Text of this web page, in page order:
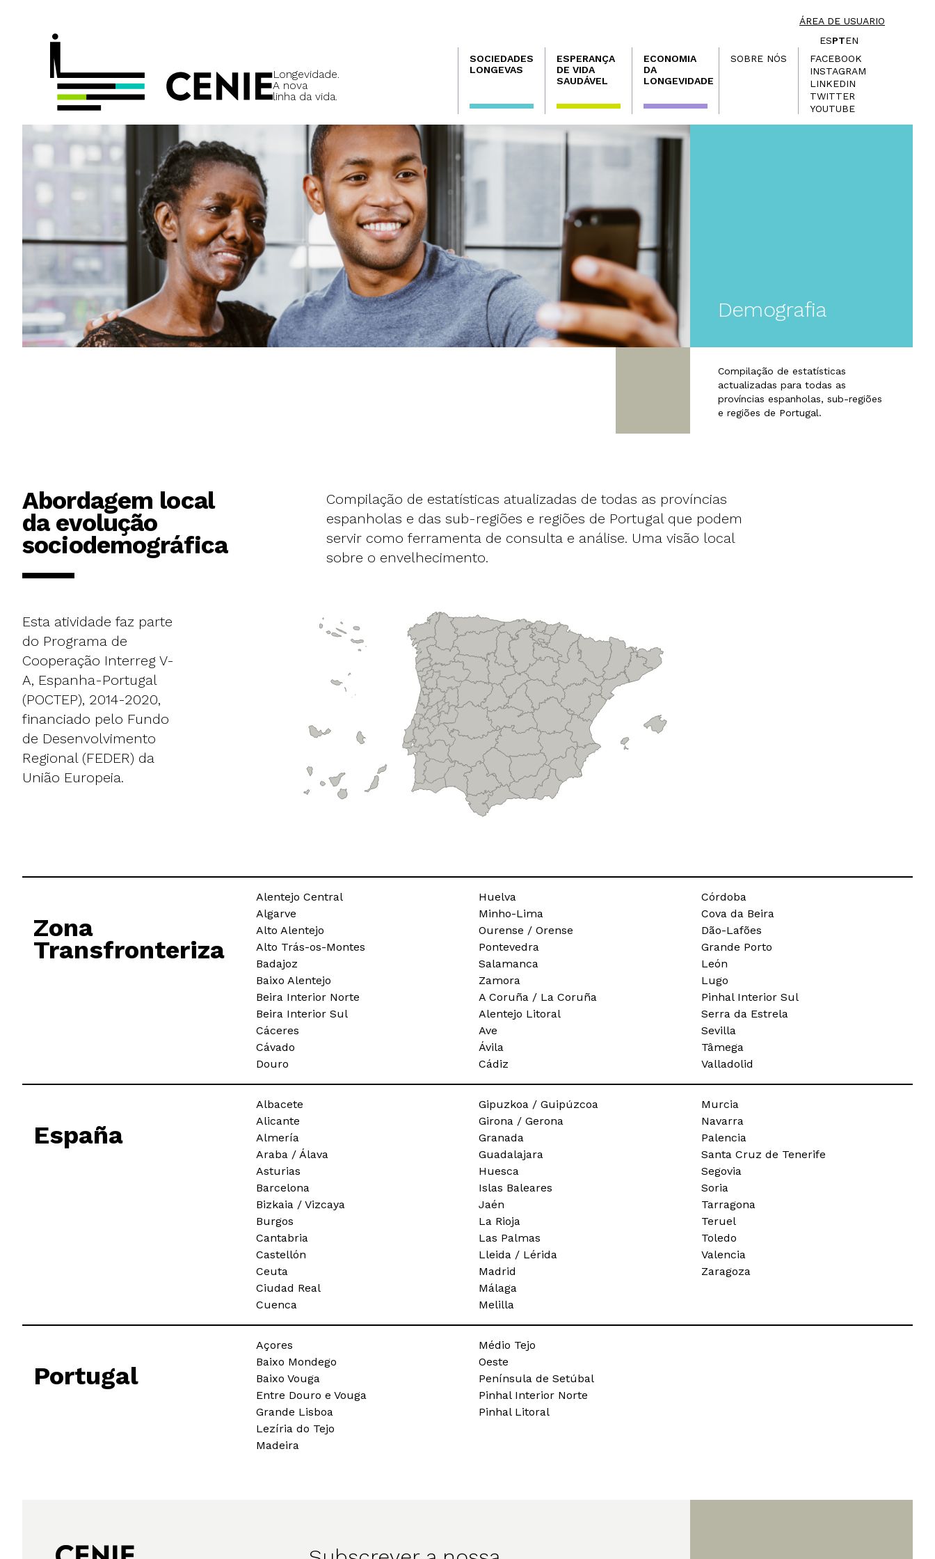
ÁREA DE USUARIO
Longevidade.
A nova
linha da vida.
ESPTEN
Navegación
principal
SOCIEDADES
LONGEVAS
ESPERANÇA
DE VIDA
SAUDÁVEL
ECONOMIA
DA
LONGEVIDADE
SOBRE NÓS
FACEBOOK
INSTAGRAM
LINKEDIN
TWITTER
YOUTUBE
Demografia
Compilação de estatísticas
actualizadas para todas as
províncias espanholas, sub-regiões
e regiões de Portugal.
Abordagem local
da evolução
sociodemográfica
Compilação de estatísticas atualizadas de todas as províncias
espanholas e das sub-regiões e regiões de Portugal que podem
servir como ferramenta de consulta e análise. Uma visão local
sobre o envelhecimento.
Esta atividade faz parte
do Programa de
Cooperação Interreg V-
A, Espanha-Portugal
(POCTEP), 2014-2020,
financiado pelo Fundo
de Desenvolvimento
Regional (FEDER) da
União Europeia.
Zona
Transfronteriza
Alentejo Central
Algarve
Alto Alentejo
Alto Trás-os-Montes
Badajoz
Baixo Alentejo
Beira Interior Norte
Beira Interior Sul
Cáceres
Cávado
Douro
Huelva
Minho-Lima
Ourense / Orense
Pontevedra
Salamanca
Zamora
A Coruña / La Coruña
Alentejo Litoral
Ave
Ávila
Cádiz
Córdoba
Cova da Beira
Dão-Lafões
Grande Porto
León
Lugo
Pinhal Interior Sul
Serra da Estrela
Sevilla
Tâmega
Valladolid
España
Albacete
Alicante
Almería
Araba / Álava
Asturias
Barcelona
Bizkaia / Vizcaya
Burgos
Cantabria
Castellón
Ceuta
Ciudad Real
Cuenca
Gipuzkoa / Guipúzcoa
Girona / Gerona
Granada
Guadalajara
Huesca
Islas Baleares
Jaén
La Rioja
Las Palmas
Lleida / Lérida
Madrid
Málaga
Melilla
Murcia
Navarra
Palencia
Santa Cruz de Tenerife
Segovia
Soria
Tarragona
Teruel
Toledo
Valencia
Zaragoza
Portugal
Açores
Baixo Mondego
Baixo Vouga
Entre Douro e Vouga
Grande Lisboa
Lezíria do Tejo
Madeira
Médio Tejo
Oeste
Península de Setúbal
Pinhal Interior Norte
Pinhal Litoral